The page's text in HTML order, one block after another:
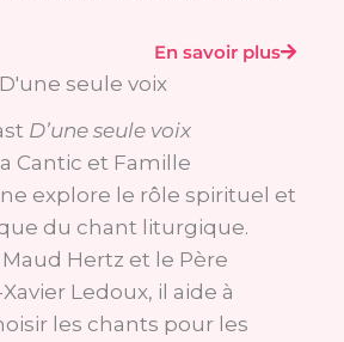
En savoir plus
seule voix
D’une seule voix
Cantic et Famille
explore le rôle spirituel et
du chant liturgique.
Hertz et le Père
Ledoux, il aide à
les chants pour les